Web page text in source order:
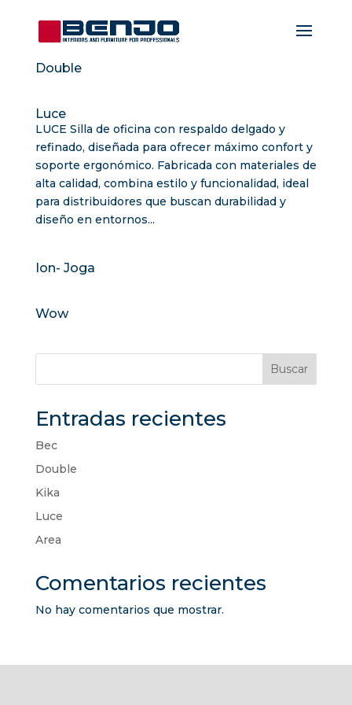
Double
Luce
LUCE Silla de oficina con respaldo delgado y
refinado, diseñada para ofrecer máximo confort y
soporte ergonómico. Fabricada con materiales de
alta calidad, combina estilo y funcionalidad, ideal
para distribuidores que buscan durabilidad y
diseño en entornos...
Ion- Joga
Wow
Buscar
Entradas recientes
Bec
Double
Kika
Luce
Area
Comentarios recientes
No hay comentarios que mostrar.